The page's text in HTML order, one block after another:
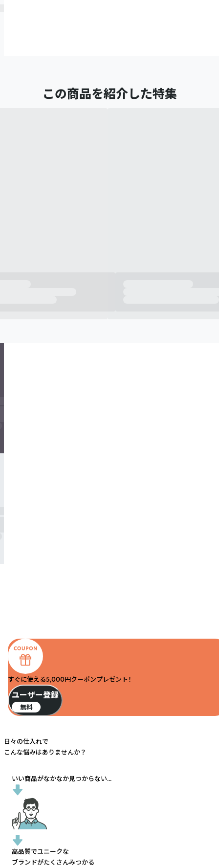
この商品を紹介した特集
すぐに使える5,000円クーポンプレゼント！
ユーザー登録
無料
日々の仕入れで
こんな悩みはありませんか？
いい商品がなかなか見つからない...
高品質でユニークな
ブランドがたくさんみつかる